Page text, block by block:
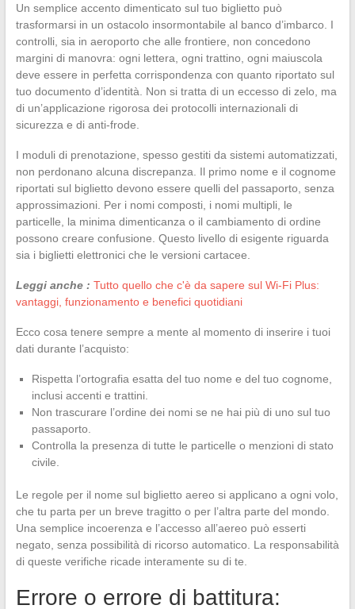
Un semplice accento dimenticato sul tuo biglietto può
trasformarsi in un ostacolo insormontabile al banco d’imbarco. I
controlli, sia in aeroporto che alle frontiere, non concedono
margini di manovra: ogni lettera, ogni trattino, ogni maiuscola
deve essere in perfetta corrispondenza con quanto riportato sul
tuo documento d’identità. Non si tratta di un eccesso di zelo, ma
di un’applicazione rigorosa dei protocolli internazionali di
sicurezza e di anti-frode.
I moduli di prenotazione, spesso gestiti da sistemi automatizzati,
non perdonano alcuna discrepanza. Il primo nome e il cognome
riportati sul biglietto devono essere quelli del passaporto, senza
approssimazioni. Per i nomi composti, i nomi multipli, le
particelle, la minima dimenticanza o il cambiamento di ordine
possono creare confusione. Questo livello di esigente riguarda
sia i biglietti elettronici che le versioni cartacee.
Leggi anche : Tutto quello che c'è da sapere sul Wi-Fi Plus:
vantaggi, funzionamento e benefici quotidiani
Ecco cosa tenere sempre a mente al momento di inserire i tuoi
dati durante l’acquisto:
Rispetta l’ortografia esatta del tuo nome e del tuo cognome,
inclusi accenti e trattini.
Non trascurare l’ordine dei nomi se ne hai più di uno sul tuo
passaporto.
Controlla la presenza di tutte le particelle o menzioni di stato
civile.
Le regole per il nome sul biglietto aereo si applicano a ogni volo,
che tu parta per un breve tragitto o per l’altra parte del mondo.
Una semplice incoerenza e l’accesso all’aereo può esserti
negato, senza possibilità di ricorso automatico. La responsabilità
di queste verifiche ricade interamente su di te.
Errore o errore di battitura: